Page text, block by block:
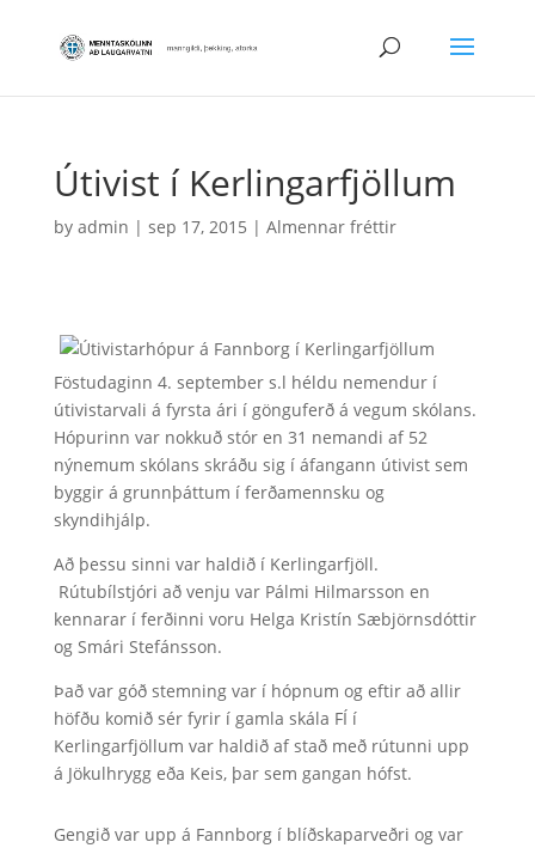
Útivist í Kerlingarfjöllum
by admin | sep 17, 2015 | Almennar fréttir
Föstudaginn 4. september s.l héldu nemendur í
útivistarvali á fyrsta ári í gönguferð á vegum skólans.
Hópurinn var nokkuð stór en 31 nemandi af 52
nýnemum skólans skráðu sig í áfangann útivist sem
byggir á grunnþáttum í ferðamennsku og
skyndihjálp.
Að þessu sinni var haldið í Kerlingarfjöll.
Rútubílstjóri að venju var Pálmi Hilmarsson en
kennarar í ferðinni voru Helga Kristín Sæbjörnsdóttir
og Smári Stefánsson.
Það var góð stemning var í hópnum og eftir að allir
höfðu komið sér fyrir í gamla skála FÍ í
Kerlingarfjöllum var haldið af stað með rútunni upp
á Jökulhrygg eða Keis, þar sem gangan hófst.
Gengið var upp á Fannborg í blíðskaparveðri og var